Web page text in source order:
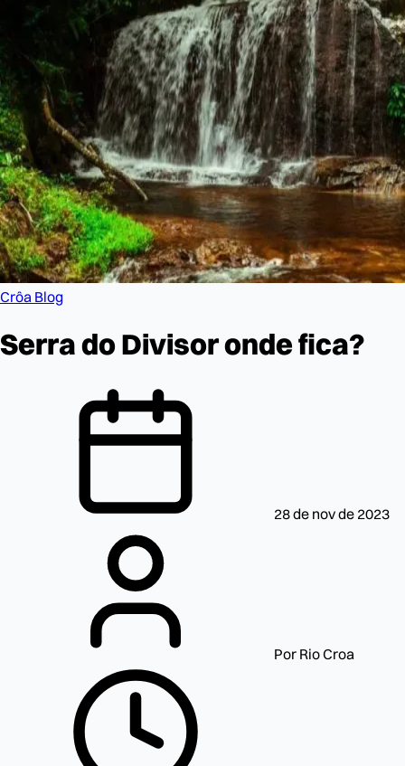
Crôa Blog
Serra do Divisor onde fica?
28 de nov de 2023
Por Rio Croa